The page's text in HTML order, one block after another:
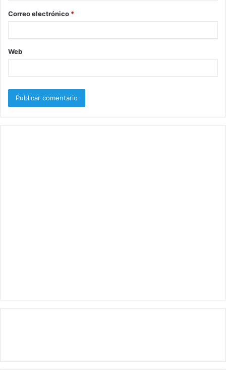
*
Correo electrónico *
Web